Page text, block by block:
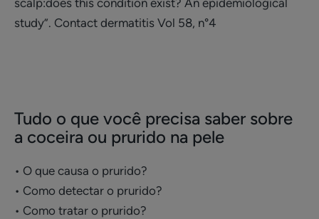
scalp:does this condition exist? An epidemiological
study”. Contact dermatitis Vol 58, n°4
Tudo o que você precisa saber sobre
a coceira ou prurido na pele
• O que causa o prurido?
• Como detectar o prurido?
• Como tratar o prurido?